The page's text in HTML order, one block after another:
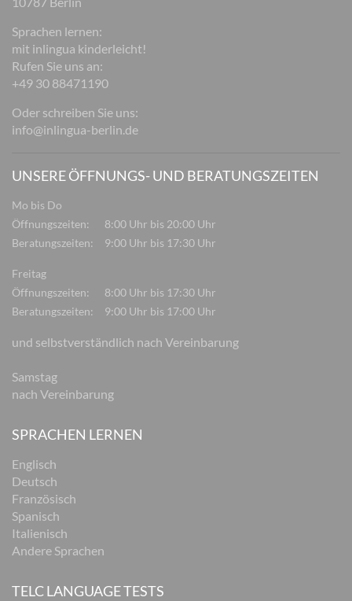
Sprachen lernen:
mit inlingua kinderleicht!
Rufen Sie uns an:
+49 30 88471190
Oder schreiben Sie uns:
info@inlingua-berlin.de
UNSERE ÖFFNUNGS- UND BERATUNGSZEITEN
Mo bis Do
Öffnungszeiten:
8:00 Uhr bis 20:00 Uhr
Beratungszeiten:
9:00 Uhr bis 17:30 Uhr
Freitag
Öffnungszeiten:
8:00 Uhr bis 17:30 Uhr
Beratungszeiten:
9:00 Uhr bis 17:00 Uhr
und selbstverständlich nach Vereinbarung
Samstag
nach Vereinbarung
SPRACHEN LERNEN
Englisch
Deutsch
Französisch
Spanisch
Italienisch
Andere Sprachen
TELC LANGUAGE TESTS